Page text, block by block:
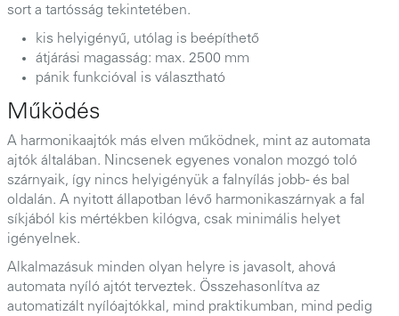
sort a tartósság tekintetében.
kis helyigényű, utólag is beépíthető
átjárási magasság: max. 2500 mm
pánik funkcióval is választható
Működés
A harmonikaajtók más elven működnek, mint az automata
ajtók általában. Nincsenek egyenes vonalon mozgó toló
szárnyaik, így nincs helyigényük a falnyílás jobb- és bal
oldalán. A nyitott állapotban lévő harmonikaszárnyak a fal
síkjából kis mértékben kilógva, csak minimális helyet
igényelnek.
Alkalmazásuk minden olyan helyre is javasolt, ahová
automata nyíló ajtót terveztek. Összehasonlítva az
automatizált nyílóajtókkal, mind praktikumban, mind pedig